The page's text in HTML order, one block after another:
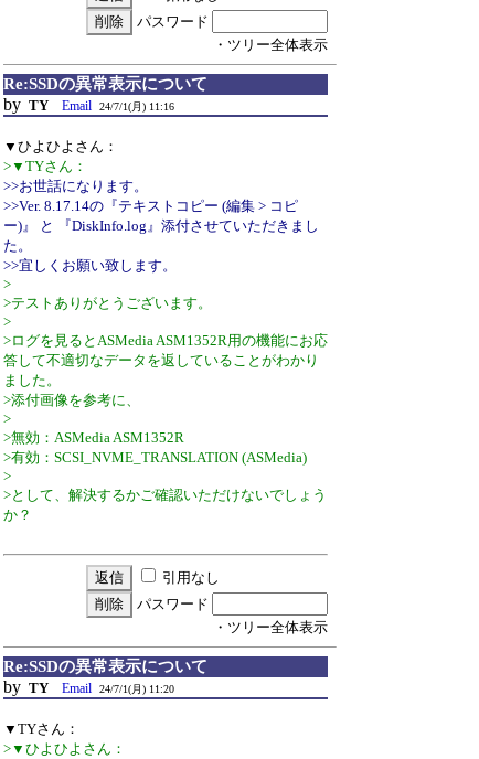
パスワード
・ツリー全体表示
Re:SSDの異常表示について
by TY Email 24/7/1(月) 11:16
▼ひよひよさん：
>▼TYさん：
>>お世話になります。
>>Ver. 8.17.14の『テキストコピー (編集 > コピ
ー)』 と 『DiskInfo.log』添付させていただきまし
た。
>>宜しくお願い致します。
>
>テストありがとうございます。
>
>ログを見るとASMedia ASM1352R用の機能にお応
答して不適切なデータを返していることがわかり
ました。
>添付画像を参考に、
>
>無効：ASMedia ASM1352R
>有効：SCSI_NVME_TRANSLATION (ASMedia)
>
>として、解決するかご確認いただけないでしょう
か？
引用なし
パスワード
・ツリー全体表示
Re:SSDの異常表示について
by TY Email 24/7/1(月) 11:20
▼TYさん：
>▼ひよひよさん：